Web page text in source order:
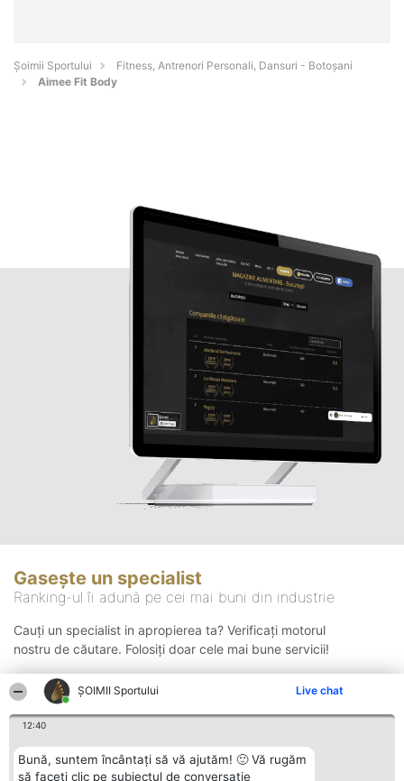
ȘOIMII Sportului Live chat
12:40
Bună, suntem încântați să vă ajutăm! 🙂 Vă rugăm
să faceți clic pe subiectul de conversație
Șoimii Sportului
Fitness, Antrenori Personali, Dansuri - Botoşani
Aimee Fit Body
Gasește un specialist
Ranking-ul îi adună pe cei mai buni din industrie
Cauți un specialist in apropierea ta? Verificați motorul
nostru de căutare. Folosiți doar cele mai bune servicii!